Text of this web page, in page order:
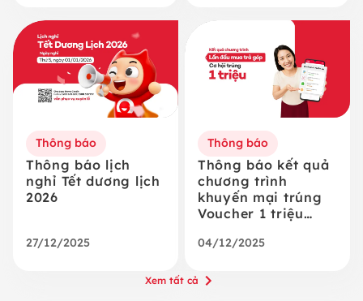
Thông báo
Thông báo lịch
nghỉ Tết dương lịch
2026
27/12/2025
Thông báo
Thông báo kết quả
chương trình
khuyến mại trúng
Voucher 1 triệu
04/12/2025
Xem tất cả